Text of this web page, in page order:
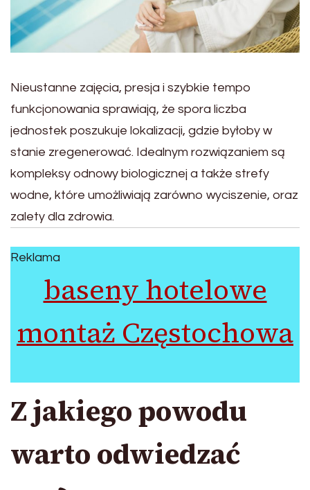
Nieustanne zajęcia, presja i szybkie tempo
funkcjonowania sprawiają, że spora liczba
jednostek poszukuje lokalizacji, gdzie byłoby w
stanie zregenerować. Idealnym rozwiązaniem są
kompleksy odnowy biologicznej a także strefy
wodne, które umożliwiają zarówno wyciszenie, oraz
zalety dla zdrowia.
Reklama
baseny hotelowe
montaż Częstochowa
Z jakiego powodu
warto odwiedzać